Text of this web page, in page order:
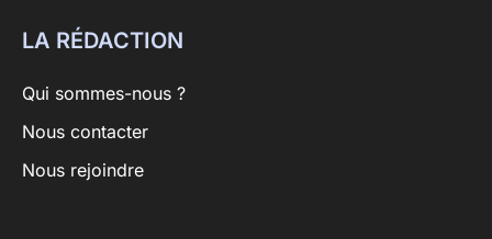
LA RÉDACTION
Qui sommes-nous ?
Nous contacter
Nous rejoindre